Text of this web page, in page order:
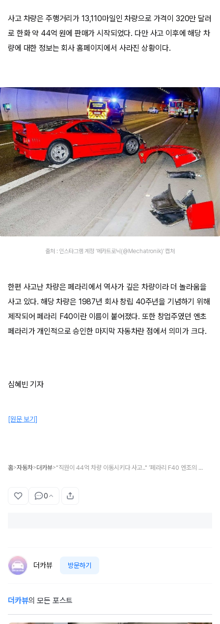
사고 차량은 주행거리가 13,110마일인 차량으로 가격이 320만 달러
로 한화 약 44억 원에 판매가 시작되었다. 다만 사고 이후에 해당 차
량에 대한 정보는 회사 홈페이지에서 사라진 상황이다.
출처 : 인스타그램 계정 ‘메카트로닉(@Mechatronik)’ 캡처
한편 사고난 차량은 페라리에서 역사가 깊은 차량이라 더 놀라움을
사고 있다. 해당 차량은 1987년 회사 창립 40주년을 기념하기 위해
제작되어 페라리 F40이란 이름이 붙어졌다. 또한 창업주였던 엔초
페라리가 개인적으로 승인한 마지막 자동차란 점에서 의미가 크다.
심혜빈 기자
[원문 보기]
홈>자동차>더카뷰> "직원이 44억 차량 이동시키다 사고.." ‘페라리 F40 엔조의 마지막 위대한 걸작 사고, 이런 경우 보상은 누가...?
0
더카뷰 방문하기
더카뷰의 모든 포스트